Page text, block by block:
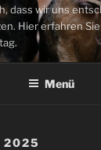
dass wir uns
Hier erfahren
Menü
2025